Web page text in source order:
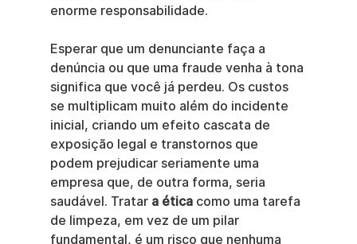
enorme responsabilidade.
Esperar que um denunciante faça a
denúncia ou que uma fraude venha à tona
significa que você já perdeu. Os custos
se multiplicam muito além do incidente
inicial, criando um efeito cascata de
exposição legal e transtornos que
podem prejudicar seriamente uma
empresa que, de outra forma, seria
saudável. Tratar a ética como uma tarefa
de limpeza, em vez de um pilar
fundamental, é um risco que nenhuma